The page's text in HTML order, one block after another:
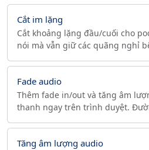
AAC.
Cắt im lặng
Cắt khoảng lặng đầu/cuối cho
nói mà vẫn giữ các quãng nghỉ
Fade audio
Thêm fade in/out và tăng âm
thanh ngay trên trình duyệt.
Tăng âm lượng audio